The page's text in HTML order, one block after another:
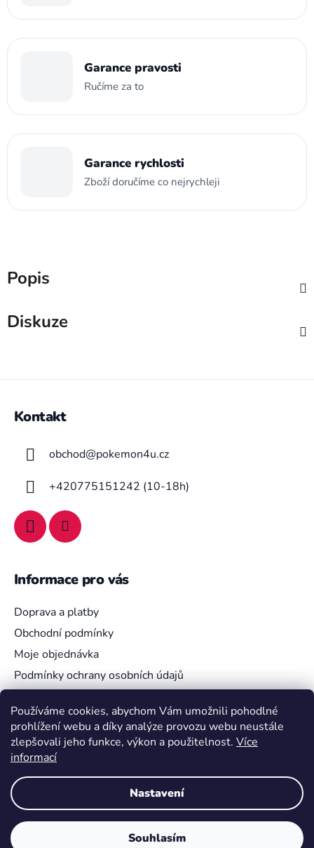
Používáme cookies, abychom Vám umožnili pohodlné
prohlížení webu a díky analýze provozu webu neustále
zlepšovali jeho funkce, výkon a použitelnost. Více
informací
Nastavení
Souhlasím
Garance pravosti
Ručíme za to
Garance rychlosti
Zboží doručíme co nejrychleji
Popis
Diskuze
Kontakt
obchod@pokemon4u.cz
+420775151242 (10-18h)
Informace pro vás
Doprava a platby
Obchodní podmínky
Moje objednávka
Podmínky ochrany osobních údajů
Vyhledávání
HLEDAT
Vytvořil Shoptet